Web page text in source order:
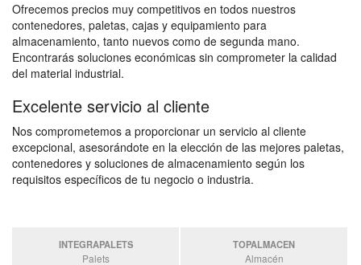
Ofrecemos precios muy competitivos en todos nuestros
contenedores, paletas, cajas y equipamiento para
almacenamiento, tanto nuevos como de segunda mano.
Encontrarás soluciones económicas sin comprometer la calidad
del material industrial.
Excelente servicio al cliente
Nos comprometemos a proporcionar un servicio al cliente
excepcional, asesorándote en la elección de las mejores paletas,
contenedores y soluciones de almacenamiento según los
requisitos específicos de tu negocio o industria.
INTEGRAPALETS
Palets
TOPALMACEN
Almacén